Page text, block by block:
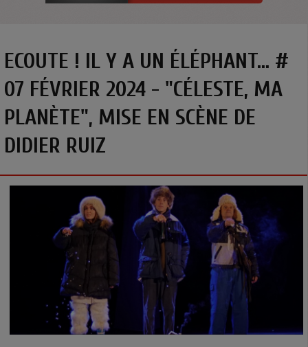
ECOUTE ! IL Y A UN ÉLÉPHANT... #
07 FÉVRIER 2024 - "CÉLESTE, MA
PLANÈTE", MISE EN SCÈNE DE
DIDIER RUIZ